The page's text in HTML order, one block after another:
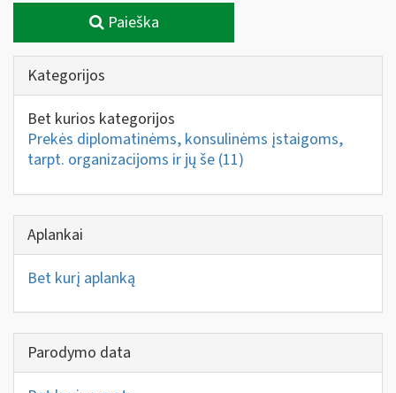
Paieška
Kategorijos
Bet kurios kategorijos
Prekės diplomatinėms, konsulinėms įstaigoms,
tarpt. organizacijoms ir jų še (11)
Aplankai
Bet kurį aplanką
Parodymo data